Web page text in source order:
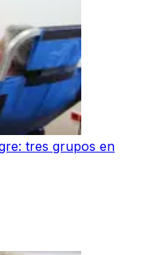
tres grupos en